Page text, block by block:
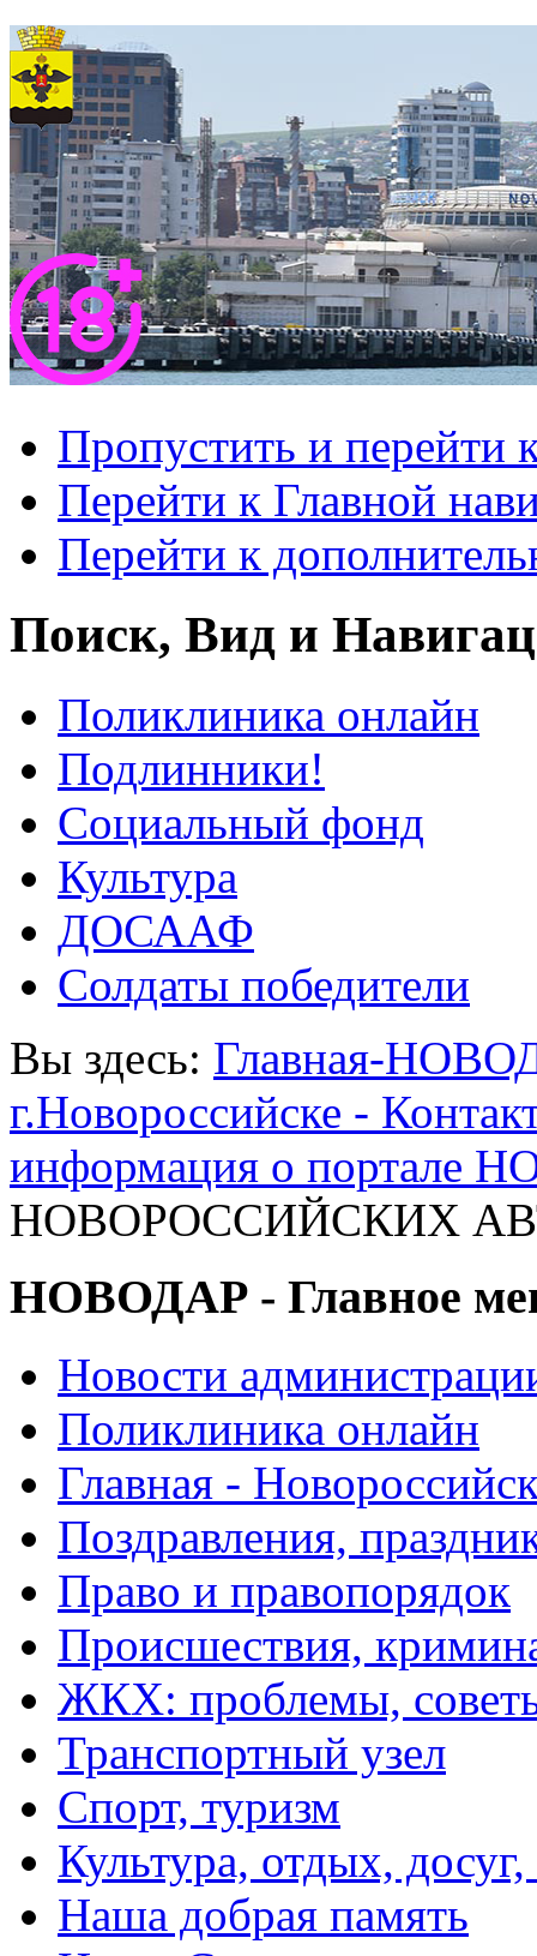
Пропустить и перейти
Перейти к Главной
Перейти к
Поиск, Вид и
Поликлиника онлайн
Подлинники!
Социальный фонд
Культура
ДОСААФ
Солдаты победители
Вы здесь: Главная-
г.Новороссийске -
информация о портале
НОВОРОССИЙСКИХ
НОВОДАР - Главное
Новости
Поликлиника онлайн
Главная -
Поздравления,
Право и правопорядок
Происшествия,
ЖКХ: проблемы,
Транспортный узел
Спорт, туризм
Культура, отдых,
Наша добрая память